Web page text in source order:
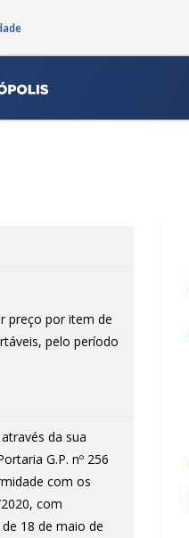
preço por item de
pelo período
da sua
G.P. nº 256
com os
com
18 de maio de